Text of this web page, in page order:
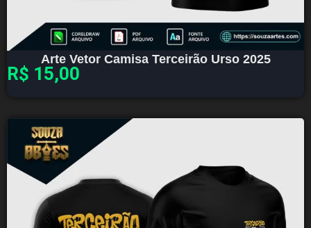
Arte Vetor Camisa Terceirão Urso 2025
R$ 15,00